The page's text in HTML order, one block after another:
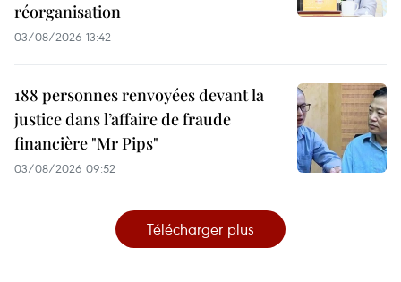
réorganisation
03/08/2026 13:42
188 personnes renvoyées devant la
justice dans l’affaire de fraude
financière "Mr Pips"
03/08/2026 09:52
Télécharger plus